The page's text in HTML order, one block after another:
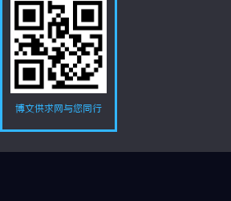
博文供求网与您同行